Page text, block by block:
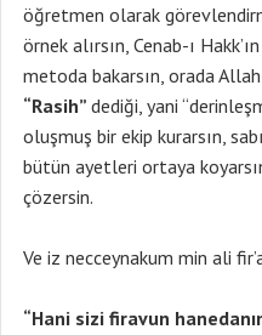
öğretmen olarak
örnek alırsın, Cenab-ı
metoda bakarsın, orada
“Rasih” dediği, yani
oluşmuş bir ekip kurarsın,
bütün ayetleri ortaya
çözersin.
Ve iz necceynakum min ali
“Hani sizi firavun